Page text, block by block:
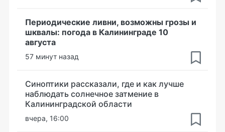
Периодические ливни, возможны грозы и
шквалы: погода в Калининграде 10
августа
57 минут назад
Синоптики рассказали, где и как лучше
наблюдать солнечное затмение в
Калининградской области
вчера, 16:00